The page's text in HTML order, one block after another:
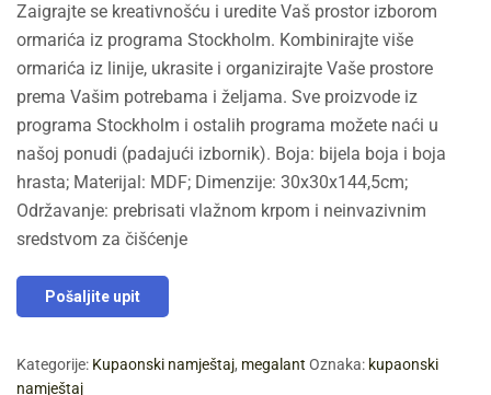
Zaigrajte se kreativnošću i uredite Vaš prostor izborom
ormarića iz programa Stockholm. Kombinirajte više
ormarića iz linije, ukrasite i organizirajte Vaše prostore
prema Vašim potrebama i željama. Sve proizvode iz
programa Stockholm i ostalih programa možete naći u
našoj ponudi (padajući izbornik). Boja: bijela boja i boja
hrasta; Materijal: MDF; Dimenzije: 30x30x144,5cm;
Održavanje: prebrisati vlažnom krpom i neinvazivnim
sredstvom za čišćenje
Pošaljite upit
Kategorije: Kupaonski namještaj, megalant Oznaka: kupaonski
namještaj